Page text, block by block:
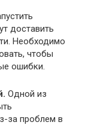
доставить
Необходимо
чтобы
ошибки.
Одной из
за проблем в